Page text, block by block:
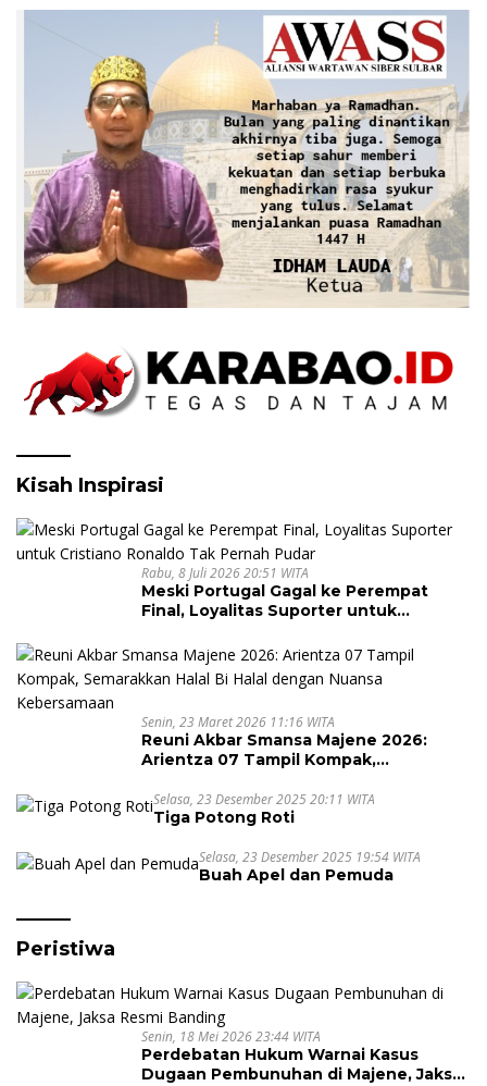
Kisah Inspirasi
Rabu, 8 Juli 2026 20:51 WITA
Meski Portugal Gagal ke Perempat
Final, Loyalitas Suporter untuk
Senin, 23 Maret 2026 11:16 WITA
Reuni Akbar Smansa Majene 2026:
Arientza 07 Tampil Kompak,
Nuansa Kebersamaan
Selasa, 23 Desember 2025 20:11 WITA
Tiga Potong Roti
Selasa, 23 Desember 2025 19:54 WITA
Buah Apel dan Pemuda
Peristiwa
Senin, 18 Mei 2026 23:44 WITA
Perdebatan Hukum Warnai Kasus
Dugaan Pembunuhan di Majene, Jaksa